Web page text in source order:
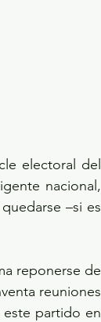
electoral del
nacional,
–si es
reponerse de
reuniones
partido en